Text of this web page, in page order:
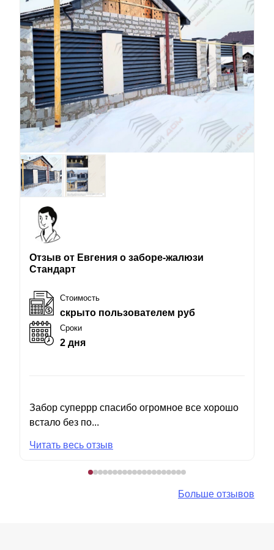
Отзыв от Евгения о заборе-жалюзи
Стандарт
Стоимость
скрыто пользователем руб
Сроки
2 дня
Забор суперрр спасибо огромное все хорошо
встало без по...
Читать весь отзыв
Больше отзывов